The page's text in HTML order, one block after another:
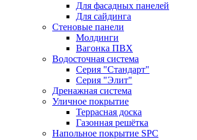
Для фасадных панелей
Для сайдинга
Стеновые панели
Молдинги
Вагонка ПВХ
Водосточная система
Серия "Стандарт"
Серия "Элит"
Дренажная система
Уличное покрытие
Террасная доска
Газонная решётка
Напольное покрытие SPC